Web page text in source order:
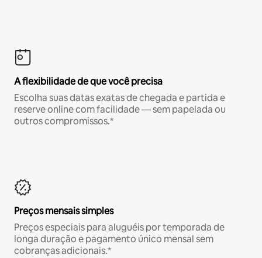
A flexibilidade de que você precisa
Escolha suas datas exatas de chegada e partida e
reserve online com facilidade — sem papelada ou
outros compromissos.*
Preços mensais simples
Preços especiais para aluguéis por temporada de
longa duração e pagamento único mensal sem
cobranças adicionais.*